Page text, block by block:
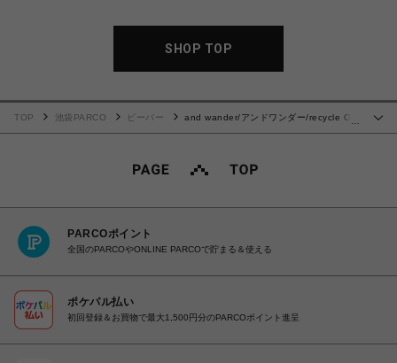
SHOP TOP
TOP 池袋PARCO ビーバー
and wander/アンドワンダー/recycle OX
PARCOポイント
全国のPARCOやONLINE PARCOで貯まる＆使える
ポケパル払い
初回登録＆お買物で最大1,500円分のPARCOポイント進呈